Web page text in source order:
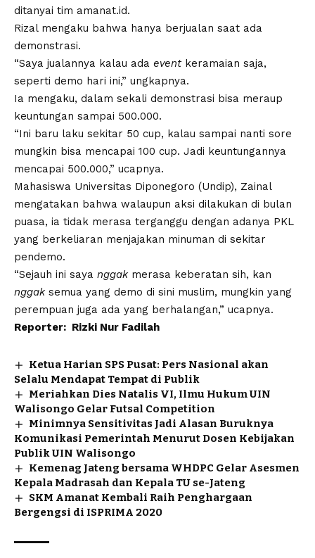
ditanyai tim amanat.id.
Rizal mengaku bahwa hanya berjualan saat ada
demonstrasi.
“Saya jualannya kalau ada eventkeramaian saja,
seperti demo hari ini,” ungkapnya.
Ia mengaku, dalam sekali demonstrasi bisa meraup
keuntungan sampai 500.000.
“Ini baru laku sekitar 50 cup, kalau sampai nanti sore
mungkin bisa mencapai 100 cup. Jadi keuntungannya
mencapai 500.000,” ucapnya.
Mahasiswa Universitas Diponegoro (Undip), Zainal
mengatakan bahwa walaupun aksi dilakukan di bulan
puasa, ia tidak merasa terganggu dengan adanya PKL
yang berkeliaran menjajakan minuman di sekitar
pendemo.
“Sejauh ini saya nggakmerasa keberatan sih, kan
nggaksemua yang demo di sini muslim, mungkin yang
perempuan juga ada yang berhalangan,” ucapnya.
Reporter: Rizki Nur Fadilah
Ketua Harian SPS Pusat: Pers Nasional akan
Selalu Mendapat Tempat di Publik
Meriahkan Dies Natalis VI, Ilmu Hukum UIN
Walisongo Gelar Futsal Competition
Minimnya Sensitivitas Jadi Alasan Buruknya
Komunikasi Pemerintah Menurut Dosen Kebijakan
Publik UIN Walisongo
Kemenag Jateng bersama WHDPC Gelar Asesmen
Kepala Madrasah dan Kepala TU se-Jateng
SKM Amanat Kembali Raih Penghargaan
Bergengsi di ISPRIMA 2020